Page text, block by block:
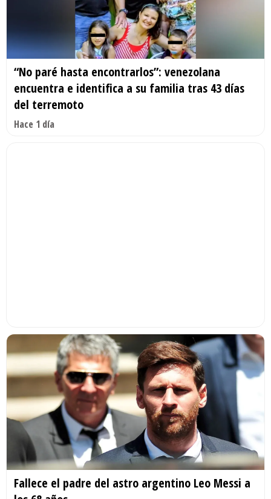
“No paré hasta encontrarlos”: venezolana
encuentra e identifica a su familia tras 43 días
del terremoto
Hace 1 día
Fallece el padre del astro argentino Leo Messi a